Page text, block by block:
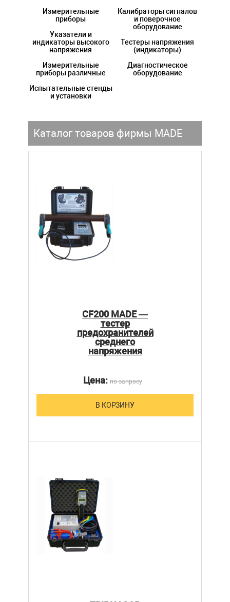
Измерительные
приборы
Указатели и
индикаторы высокого
напряжения
Измерительные
приборы различные
Испытательные стенды
и установки
Калибраторы сигналов
и поверочное
оборудование
Тестеры напряжения
(индикаторы)
Диагностическое
оборудование
Каталог товаров фирмы MADE
CF200 MADE —
тестер
предохранителей
среднего
напряжения
Цена:по запросу
В КОРЗИНУ